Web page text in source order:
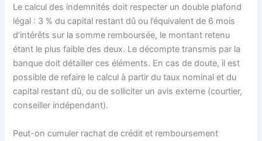
Le calcul des indemnités doit respecter un double plafond
légal : 3 % du capital restant dû ou l’équivalent de 6 mois
d’intérêts sur la somme remboursée, le montant retenu
étant le plus faible des deux. Le décompte transmis par la
banque doit détailler ces éléments. En cas de doute, il est
possible de refaire le calcul à partir du taux nominal et du
capital restant dû, ou de solliciter un avis externe (courtier,
conseiller indépendant).
Peut-on cumuler rachat de crédit et remboursement